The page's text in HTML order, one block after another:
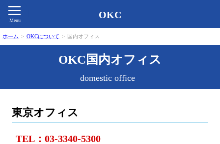
Menu
OKC
ホーム > OKCについて > 国内オフィス
OKC国内オフィス
domestic office
東京オフィス
TEL：03-3340-5300